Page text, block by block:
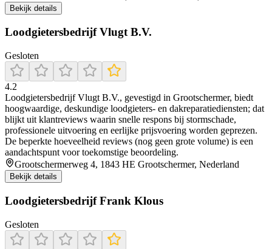
Bekijk details
Loodgietersbedrijf Vlugt B.V.
Gesloten
4.2
Loodgietersbedrijf Vlugt B.V., gevestigd in Grootschermer, biedt
hoogwaardige, deskundige loodgieters- en dakreparatiediensten; dat
blijkt uit klantreviews waarin snelle respons bij stormschade,
professionele uitvoering en eerlijke prijsvoering worden geprezen.
De beperkte hoeveelheid reviews (nog geen grote volume) is een
aandachtspunt voor toekomstige beoordeling.
Grootschermerweg 4, 1843 HE Grootschermer, Nederland
Bekijk details
Loodgietersbedrijf Frank Klous
Gesloten